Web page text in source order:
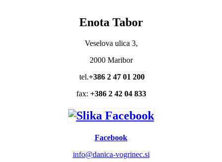
Enota Tabor
Veselova ulica 3,
2000 Maribor
tel.+386 2 47 01 200
fax: +386 2 42 04 833
Facebook
info@danica-vogrinec.si